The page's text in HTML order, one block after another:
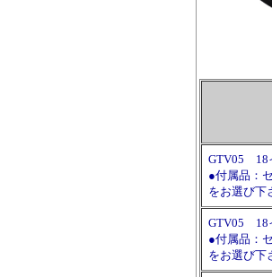
GTV05 18
●付属品：
をお選び下
GTV05 18
●付属品：
をお選び下